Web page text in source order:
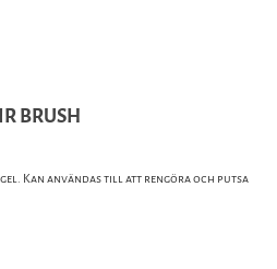
BRUSH
Kan användas till att rengöra och putsa